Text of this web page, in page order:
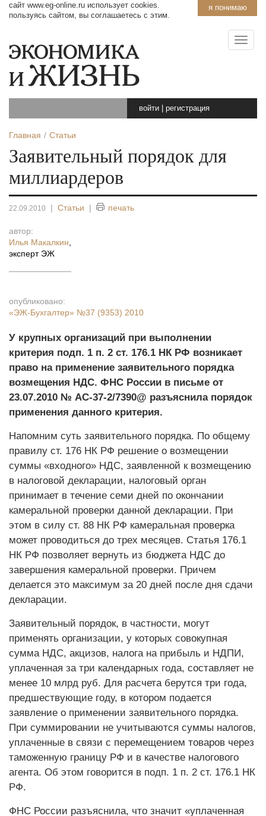
я понимаю
сайт www.eg-online.ru использует cookies.
пользуясь сайтом, вы соглашаетесь с этим.
войти регистрация
Главная Статьи
Заявительный порядок для
миллиардеров
22.09.2010 | Статьи | печать
автор:
Илья Макалкин
эксперт ЭЖ
опубликовано:
«ЭЖ-Бухгалтер» №37 (9353) 2010
У крупных организаций при выполнении
критерия подп. 1 п. 2 ст. 176.1 НК РФ возникает
право на применение заявительного порядка
возмещения НДС. ФНС России в письме от
23.07.2010 № АС-37-2/7390@ разъяснила порядок
применения данного критерия.
Напомним суть заявительного порядка. По общему
правилу ст. 176 НК РФ решение о возмещении
суммы «входного» НДС, заявленной к возмещению
в налоговой декларации, налоговый орган
принимает в течение семи дней по окончании
камеральной проверки данной декларации. При
этом в силу ст. 88 НК РФ камеральная проверка
может проводиться до трех месяцев. Статья 176.1
НК РФ позволяет вернуть из бюджета НДС до
завершения камеральной проверки. Причем
делается это максимум за 20 дней после дня сдачи
декларации.
Заявительный порядок, в частности, могут
применять организации, у которых совокупная
сумма НДС, акцизов, налога на прибыль и НДПИ,
уплаченная за три календарных года, составляет не
менее 10 млрд руб. Для расчета берутся три года,
предшествующие году, в котором подается
заявление о применении заявительного порядка.
При суммировании не учитываются суммы налогов,
уплаченные в связи с перемещением товаров через
таможенную границу РФ и в качестве налогового
агента. Об этом говорится в подп. 1 п. 2 ст. 176.1 НК
РФ.
ФНС России разъяснила, что значит «уплаченная